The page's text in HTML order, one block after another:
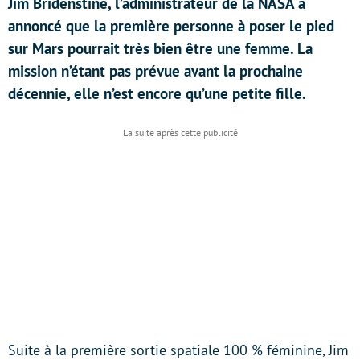
annoncé que la première personne à poser le pied
sur Mars pourrait très bien être une femme. La
mission n’étant pas prévue avant la prochaine
décennie, elle n’est encore qu’une petite fille.
Suite à la première sortie spatiale 100 % féminine, Jim